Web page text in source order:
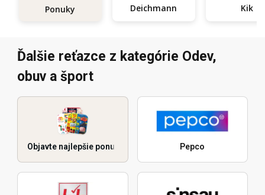
Ponuky Deichmann Kik
Ďalšie reťazce z kategórie Odev,
obuv a šport
Objavte najlepšie ponuky Pepco